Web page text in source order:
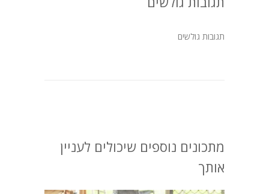
תגובות גולשים
מתכונים נוספים שיכולים לעניין
אותך